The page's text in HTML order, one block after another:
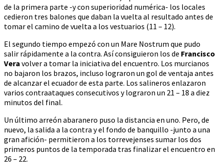
de la primera parte -y con superioridad numérica- los locales
cedieron tres balones que daban la vuelta al resultado antes de
tomar el camino de vuelta a los vestuarios (11 – 12).
El segundo tiempo empezó con un Mare Nostrum que pudo
salir rápidamente a la contra. Así consiguieron los de Francisco
Vera volver a tomar la iniciativa del encuentro. Los murcianos
no bajaron los brazos, incluso lograron un gol de ventaja antes
de alcanzar el ecuador de esta parte. Los salineros enlazaron
varios contraataques consecutivos y lograron un 21 – 18 a diez
minutos del final.
Un último arreón abaranero puso la distancia en uno. Pero, de
nuevo, la salida a la contra y el fondo de banquillo -junto a una
gran afición- permitieron a los torrevejenses sumar los dos
primeros puntos de la temporada tras finalizar el encuentro en
26 – 22.